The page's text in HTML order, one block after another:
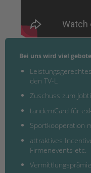
Bei uns wird viel
den TV-L
Zuschuss zum
tandemCard für
Sportkooperation
attraktives
Firmenevents etc.